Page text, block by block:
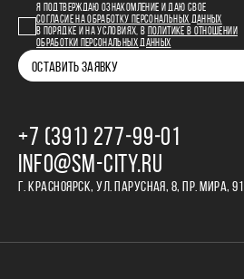
Я ПОДТВЕРЖДАЮ ОЗНАКОМЛЕНИЕ И ДАЮ СВОЕ
СОГЛАСИЕ НА ОБРАБОТКУ ПЕРСОНАЛЬНЫХ ДАННЫХ
В ПОРЯДКЕ И НА УСЛОВИЯХ, В
ПОЛИТИКЕ В ОТНОШЕНИИ
ОБРАБОТКИ ПЕРСОНАЛЬНЫХ ДАННЫХ
ОСТАВИТЬ ЗАЯВКУ
+7 (391) 277‒99‒01
INFO@SM-CITY.RU
Г. КРАСНОЯРСК, УЛ. ПАРУСНАЯ, 8, ПР. МИРА, 91